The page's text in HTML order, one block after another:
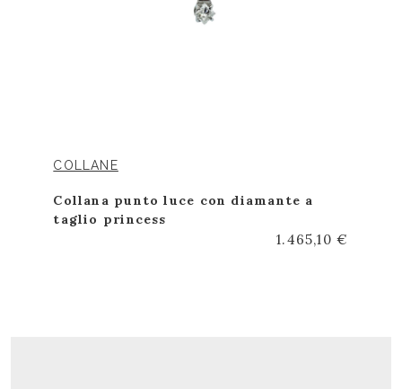
COLLANE
Collana punto luce con diamante a
taglio princess
1.465,10 €